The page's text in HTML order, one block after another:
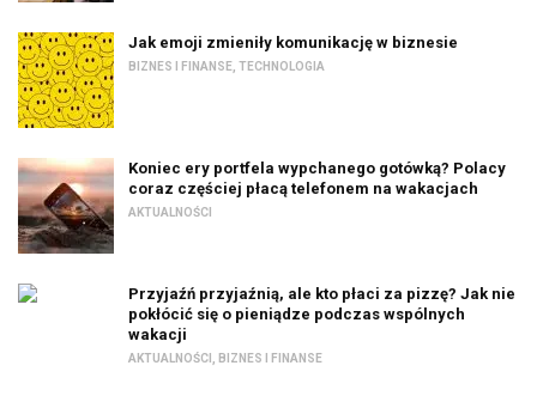
Jak emoji zmieniły komunikację w biznesie
BIZNES I FINANSE TECHNOLOGIA
Koniec ery portfela wypchanego gotówką? Polacy
coraz częściej płacą telefonem na wakacjach
AKTUALNOŚCI
Przyjaźń przyjaźnią, ale kto płaci za pizzę? Jak nie
pokłócić się o pieniądze podczas wspólnych
wakacji
AKTUALNOŚCI BIZNES I FINANSE